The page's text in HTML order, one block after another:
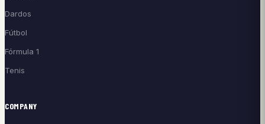
Dardos
Fútbol
Fórmula 1
Tenis
COMPANY